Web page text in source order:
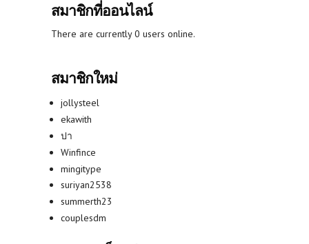
สมาชิกที่ออนไลน์
There are currently 0 users online.
สมาชิกใหม่
jollysteel
ekawith
ปา
Winfince
mingitype
suriyan2538
summerth23
couplesdm